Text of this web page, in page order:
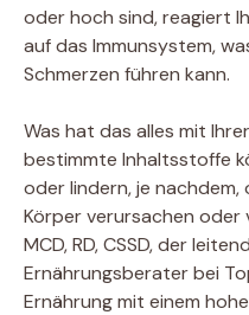
oder hoch sind, reagiert
auf das Immunsystem,
Schmerzen führen kann.
Was hat das alles mit
bestimmte Inhaltsstoffe
oder lindern, je nachdem,
Körper verursachen oder
MCD, RD, CSSD, der
Ernährungsberater bei
Ernährung mit einem